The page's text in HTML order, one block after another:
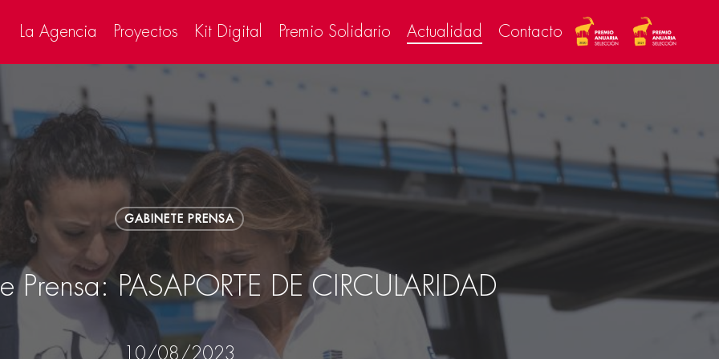
La Agencia Proyectos Kit Digital Premio Solidario Actualidad Contacto
GABINETE PRENSA
PASAPORTE DE CIRCULARIDAD
10/08/2023